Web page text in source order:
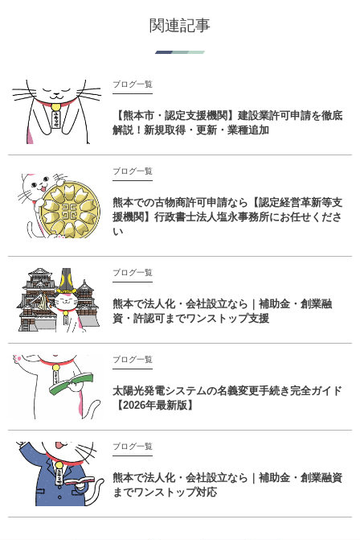
関連記事
ブログ一覧
【熊本市・認定支援機関】建設業許可申請を徹底
解説！新規取得・更新・業種追加
ブログ一覧
熊本での古物商許可申請なら【認定経営革新等支
援機関】行政書士法人塩永事務所にお任せくださ
い
ブログ一覧
熊本で法人化・会社設立なら｜補助金・創業融
資・許認可までワンストップ支援
ブログ一覧
太陽光発電システムの名義変更手続き完全ガイド
【2026年最新版】
ブログ一覧
熊本で法人化・会社設立なら｜補助金・創業融資
までワンストップ対応